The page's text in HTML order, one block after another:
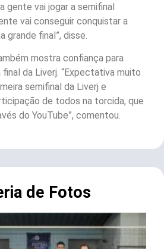
gente vai jogar a semifinal
vai conseguir conquistar a
grande final”, disse.
mostra confiança para
da Liverj. “Expectativa muito
semifinal da Liverj e
de todos na torcida, que
do YouTube”, comentou.
de Fotos